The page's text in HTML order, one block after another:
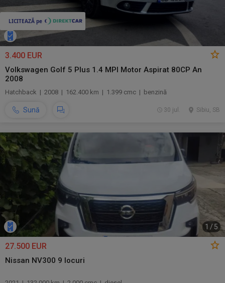
3.400 EUR
Volkswagen Golf 5 Plus 1.4 MPI Motor Aspirat 80CP An
2008
Hatchback | 2008 | 162.400 km | 1.399 cmc | benzină
Sună Sibiu, SB
30 jul.
1 /5
27.500 EUR
Nissan NV300 9 locuri